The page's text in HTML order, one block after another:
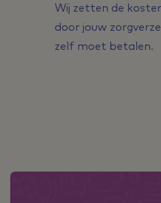
Wij zetten de
door jouw
zelf moet betalen.